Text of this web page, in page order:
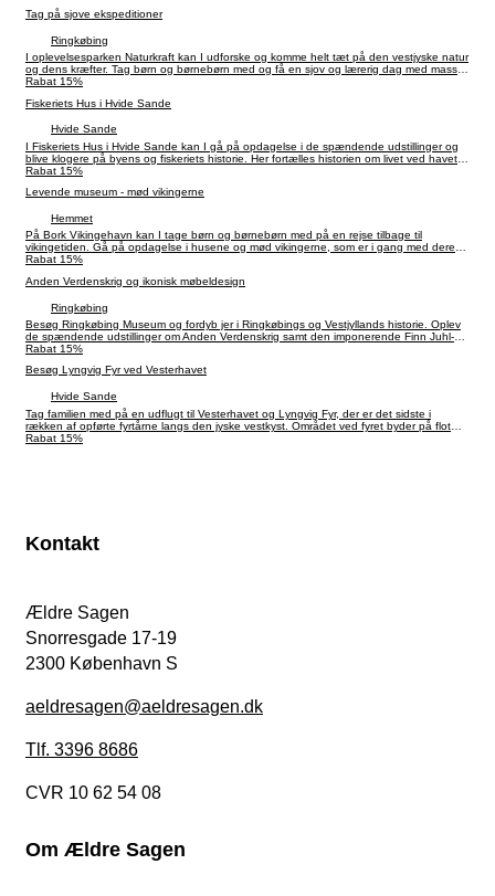
Tag på sjove ekspeditioner
Ringkøbing
I oplevelsesparken Naturkraft kan I udforske og komme helt tæt på den vestjyske natur
og dens kræfter. Tag børn og børnebørn med og få en sjov og lærerig dag med masser
af aktiviteter og oplevelser.
Rabat 15%
Fiskeriets Hus i Hvide Sande
Hvide Sande
I Fiskeriets Hus i Hvide Sande kan I gå på opdagelse i de spændende udstillinger og
blive klogere på byens og fiskeriets historie. Her fortælles historien om livet ved havet
og udviklingen af det samfund, der voksede frem omkring fiskeriet.
Rabat 15%
Levende museum - mød vikingerne
Hemmet
På Bork Vikingehavn kan I tage børn og børnebørn med på en rejse tilbage til
vikingetiden. Gå på opdagelse i husene og mød vikingerne, som er i gang med deres
daglige gøremål.
Rabat 15%
Anden Verdenskrig og ikonisk møbeldesign
Ringkøbing
Besøg Ringkøbing Museum og fordyb jer i Ringkøbings og Vestjyllands historie. Oplev
de spændende udstillinger om Anden Verdenskrig samt den imponerende Finn Juhl-
udstilling på museets 1. sal.
Rabat 15%
Besøg Lyngvig Fyr ved Vesterhavet
Hvide Sande
Tag familien med på en udflugt til Vesterhavet og Lyngvig Fyr, der er det sidste i
rækken af opførte fyrtårne langs den jyske vestkyst. Området ved fyret byder på flot
natur og masser af oplevelser.
Rabat 15%
Kontakt
Ældre Sagen
Snorresgade 17-19
2300 København S
aeldresagen@aeldresagen.dk
Tlf. 3396 8686
CVR 10 62 54 08
Om Ældre Sagen